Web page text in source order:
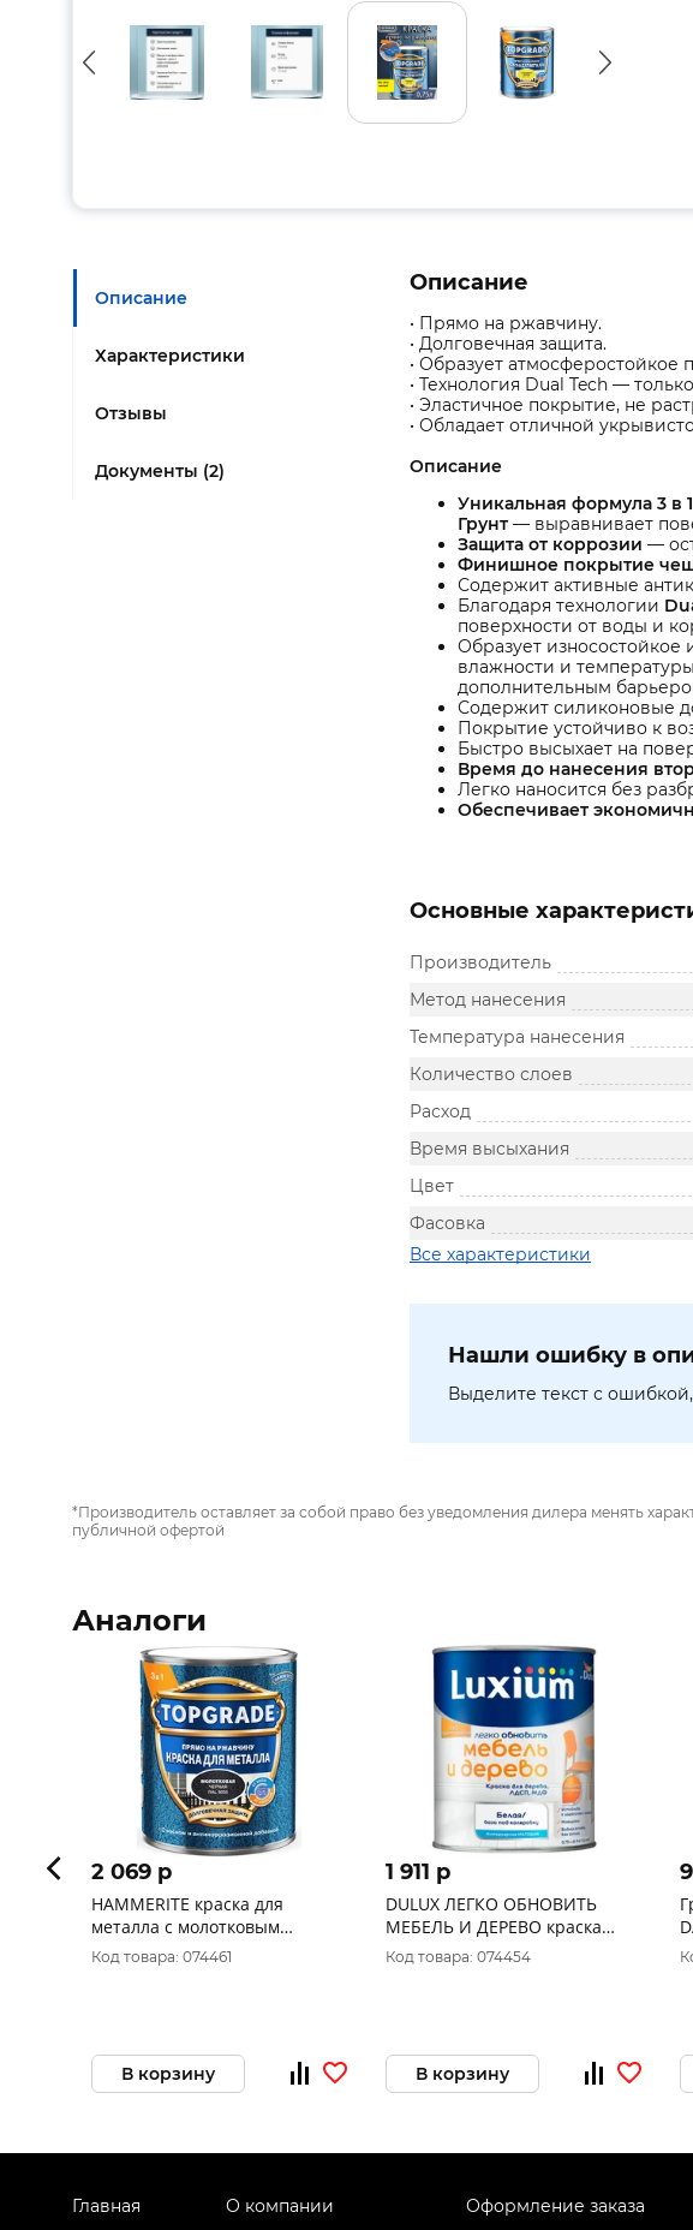
Описание
Характеристики
Отзывы
Документы (2)
Описание
• Прямо на ржавчину.
• Долговечная защита.
• Образует
• Технология Dual Tech —
• Эластичное покрытие, не
• Обладает отличной
Описание
Уникальная формула 3 в
Грунт — выравнивает
Защита от коррозии —
Финишное покрытие
Содержит активные
Благодаря технологии
поверхности от воды и
Образует износостойкое
влажности и
дополнительным
Содержит силиконовые
Покрытие устойчиво к
Быстро высыхает на
Время до нанесения
Легко наносится без
Обеспечивает
Основные
Производитель
Метод нанесения
Температура нанесения
Количество слоев
Расход
Время высыхания
Цвет
Фасовка
Все характеристики
Нашли ошибку в
Выделите текст с
*Производитель оставляет за собой право без уведомления дилера менять
публичной офертой
Аналоги
2 069 p
HAMMERITE краска для
металла с молотковым
эффектом, прямо на
ржавчину, черная (0,75л)
Код товара: 074461
В корзину
1 911 p
DULUX ЛЕГКО ОБНОВИТЬ
МЕБЕЛЬ И ДЕРЕВО краска
грунт для дерева, ЛДСП, МДФ,
матовая, база BW (0,75л)
Код товара: 074454
В корзину
Главная
О компании
Оформление заказа